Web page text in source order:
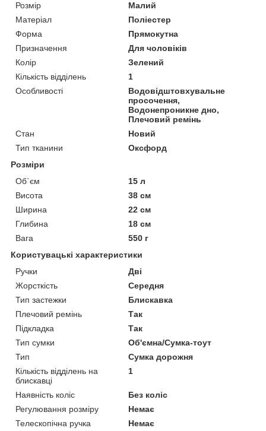
Розмір
Малий
Матеріал
Поліестер
Форма
Прямокутна
Призначення
Для чоловіків
Колір
Зелений
Кількість відділень
1
Особливості
Водовідштовхувальне
просочення,
Водонепроникне дно,
Плечовий ремінь
Стан
Новий
Тип тканини
Оксфорд
Розміри
Об`єм
15 л
Висота
38 см
Ширина
22 см
Глибина
18 см
Вага
550 г
Користувацькі характеристики
Ручки
Дві
Жорсткість
Середня
Тип застежки
Блискавка
Плечовий ремінь
Так
Підкладка
Так
Тип сумки
Об'ємна/Сумка-тоут
Тип
Сумка дорожня
Кількість відділень на
блискавці
1
Наявність коліс
Без коліс
Регулювання розміру
Немає
Телескопічна ручка
Немає